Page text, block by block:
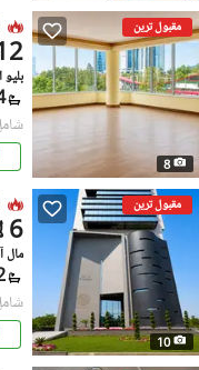
مقبول ترین
8
12
بلیو
شامل
مقبول ترین
10
6 لاکھ
مال
شامل